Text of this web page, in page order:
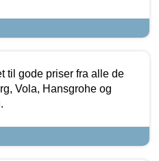
til gode priser fra alle de
Vola, Hansgrohe og